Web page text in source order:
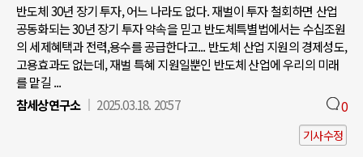
반도체 30년 장기 투자, 어느 나라도 없다. 재벌이 투자 철회하면 산업
공동화되는 30년 장기 투자 약속을 믿고 반도체특별법에서는 수십조원
의 세제혜택과 전력,용수를 공급한다고... 반도체 산업 지원의 경제성도,
고용효과도 없는데, 재벌 특혜 지원일뿐인 반도체 산업에 우리의 미래
를 맡길 ...
참세상연구소
2025.03.18. 20:57 0
기사수정